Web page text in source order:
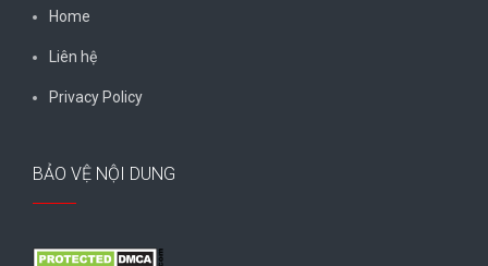
Home
Liên hệ
Privacy Policy
BẢO VỆ NỘI DUNG